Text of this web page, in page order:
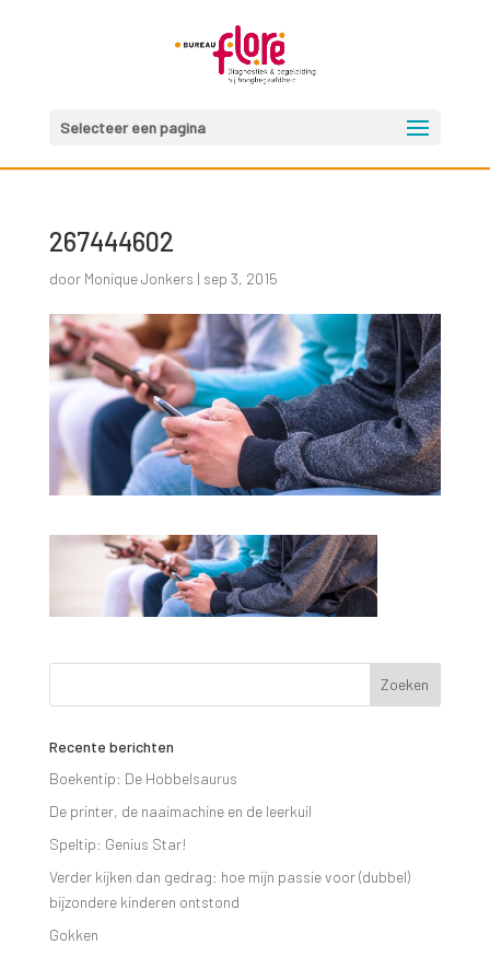
Selecteer een pagina
267444602
door Monique Jonkers | sep 3, 2015
Recente berichten
Boekentip: De Hobbelsaurus
De printer, de naaimachine en de leerkuil
Speltip: Genius Star!
Verder kijken dan gedrag: hoe mijn passie voor (dubbel)
bijzondere kinderen ontstond
Gokken